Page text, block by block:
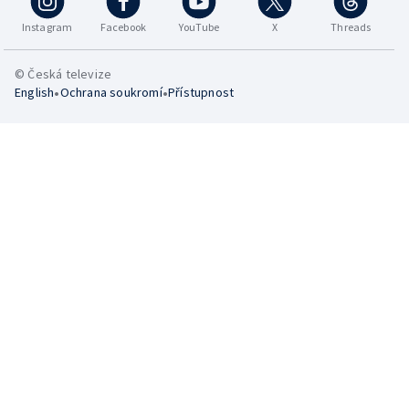
Instagram Facebook YouTube X Threads
© Česká televize
English•Ochrana soukromí•Přístupnost